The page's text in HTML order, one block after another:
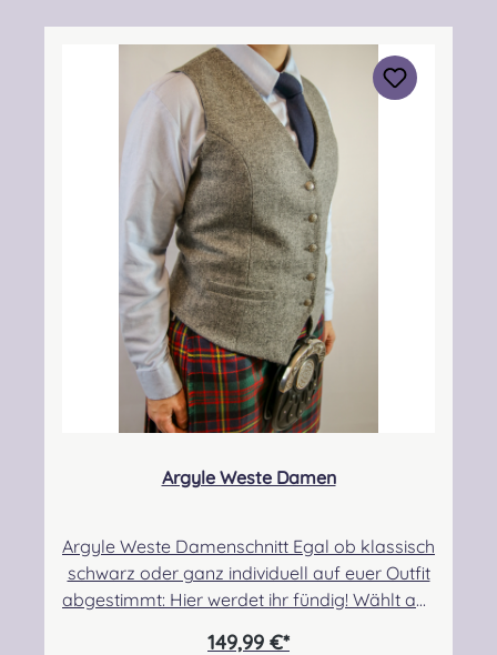
Argyle Weste Damen
Argyle Weste Damenschnitt Egal ob klassisch
schwarz oder ganz individuell auf euer Outfit
abgestimmt: Hier werdet ihr fündig! Wählt aus
149,99 €*